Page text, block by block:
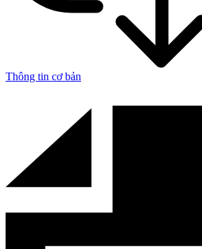
Thông tin cơ bản